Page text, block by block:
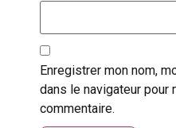
Enregistrer mon nom,
dans le navigateur pour
commentaire.